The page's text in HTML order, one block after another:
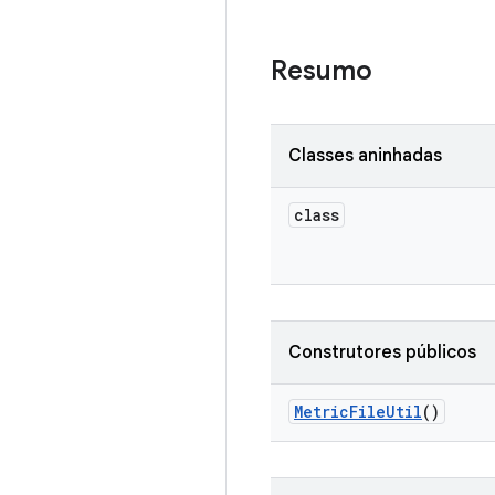
Resumo
Classes aninhadas
class
Construtores públicos
MetricFileUtil()